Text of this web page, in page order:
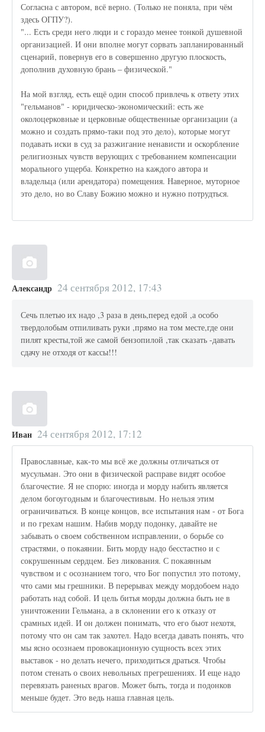
Согласна с автором, всё верно. (Только не поняла, при чём
здесь ОГПУ?).
"... Есть среди него люди и с гораздо менее тонкой душевной
организацией. И они вполне могут сорвать запланированный
сценарий, повернув его в совершенно другую плоскость,
дополнив духовную брань – физической."
На мой взгляд, есть ещё один способ привлечь к ответу этих
"гельманов" - юридическо-экономический: есть же
околоцерковные и церковные общественные организации (а
можно и создать прямо-таки под это дело), которые могут
подавать иски в суд за разжигание ненависти и оскорбление
религиозных чувств верующих с требованием компенсации
морального ущерба. Конкретно на каждого автора и
владельца (или арендатора) помещения. Наверное, муторное
это дело, но во Славу Божию можно и нужно потрудться.
Александр 24 сентября 2012, 17:43
Сечь плетью их надо ,3 раза в день,перед едой ,а особо
твердолобым отпиливать руки ,прямо на том месте,где они
пилят кресты,той же самой бензопилой ,так сказать -давать
сдачу не отходя от кассы!!!
Иван 24 сентября 2012, 17:12
Православные, как-то мы всё же должны отличаться от
мусульман. Это они в физической расправе видят особое
благочестие. Я не спорю: иногда и морду набить является
делом богоугодным и благочестивым. Но нельзя этим
ограничиваться. В конце концов, все испытания нам - от Бога
и по грехам нашим. Набив морду подонку, давайте не
забывать о своем собственном исправлении, о борьбе со
страстями, о покаянии. Бить морду надо бесстастно и с
сокрушенным сердцем. Без ликования. С покаянным
чувством и с осознанием того, что Бог попустил это потому,
что сами мы грешники. В перерывах между мордобоем надо
работать над собой. И цель битья морды должна быть не в
уничтожении Гельмана, а в склонении его к отказу от
срамных идей. И он должен понимать, что его бьют нехотя,
потому что он сам так захотел. Надо всегда давать понять, что
мы ясно осознаем провокационную сущность всех этих
выставок - но делать нечего, приходиться драться. Чтобы
потом стенать о своих невольных прегрешениях. И еще надо
перевязать раненых врагов. Может быть, тогда и подонков
меньше будет. Это ведь наша главная цель.